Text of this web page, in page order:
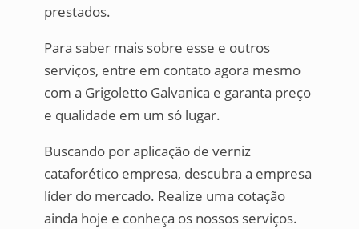
prestados.
Para saber mais sobre esse e outros
serviços, entre em contato agora mesmo
com a Grigoletto Galvanica e garanta preço
e qualidade em um só lugar.
Buscando por aplicação de verniz
cataforético empresa, descubra a empresa
líder do mercado. Realize uma cotação
ainda hoje e conheça os nossos serviços.